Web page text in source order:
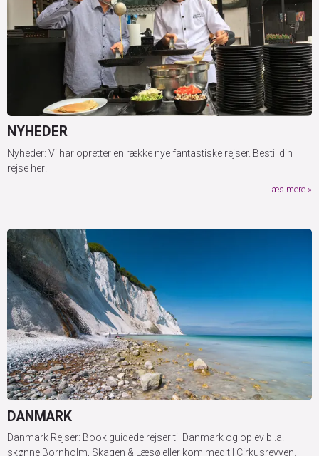
NYHEDER
Nyheder: Vi har opretter en række nye fantastiske rejser. Bestil din
rejse her!
Læs mere
DANMARK
Danmark Rejser: Book guidede rejser til Danmark og oplev bl.a.
skønne Bornholm, Skagen & Læsø eller kom med til Cirkusrevyen.